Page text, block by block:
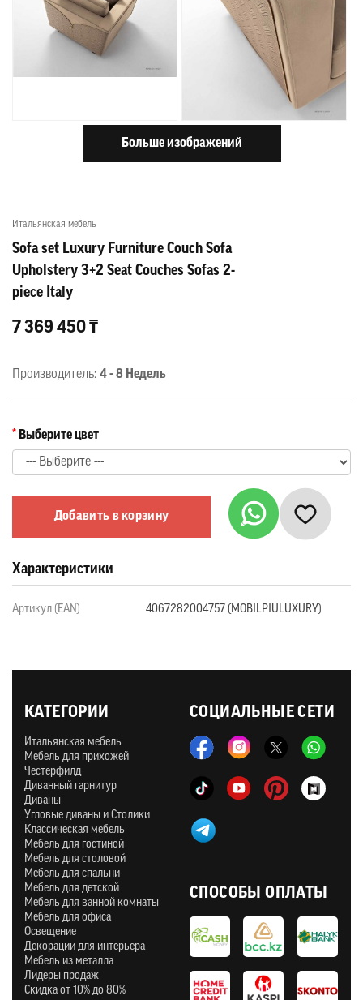
Больше изображений
Итальянская мебель
Sofa set Luxury Furniture Couch Sofa
Upholstery 3+2 Seat Couches Sofas 2-
piece Italy
7 369 450 ₸
Производитель: 4 - 8 Недель
Выберите цвет
Добавить в корзину
Характеристики
Артикул (EAN) 4067282004757 (MOBILPIULUXURY)
СОЦИАЛЬНЫЕ СЕТИ
КАТЕГОРИИ
Итальянская мебель
Мебель для прихожей
Честерфилд
Диванный гарнитур
Диваны
Угловые диваны и Столики
Классическая мебель
Мебель для гостиной
Мебель для столовой
Мебель для спальни
Мебель для детской
Мебель для ванной комнаты
Мебель для офиса
Освещение
Декорации для интерьера
Мебель из металла
Лидеры продаж
Скидка от 10% до 80%
СПОСОБЫ ОПЛАТЫ